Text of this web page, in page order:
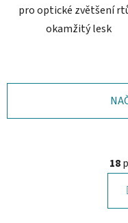
pro optické zvětšení
okamžitý lesk
18